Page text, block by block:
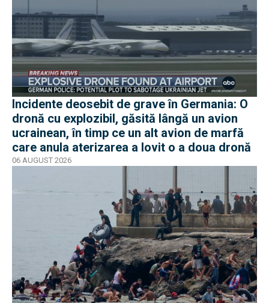
Incidente deosebit de grave în Germania: O
dronă cu explozibil, găsită lângă un avion
ucrainean, în timp ce un alt avion de marfă
care anula aterizarea a lovit o a doua dronă
06 AUGUST 2026